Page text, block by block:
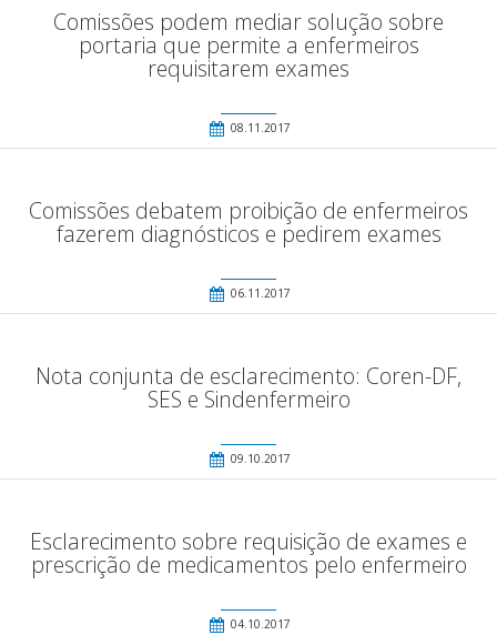
Comissões podem mediar solução sobre
portaria que permite a enfermeiros
requisitarem exames
08.11.2017
Comissões debatem proibição de enfermeiros
fazerem diagnósticos e pedirem exames
06.11.2017
Nota conjunta de esclarecimento: Coren-DF,
SES e Sindenfermeiro
09.10.2017
Esclarecimento sobre requisição de exames e
prescrição de medicamentos pelo enfermeiro
04.10.2017